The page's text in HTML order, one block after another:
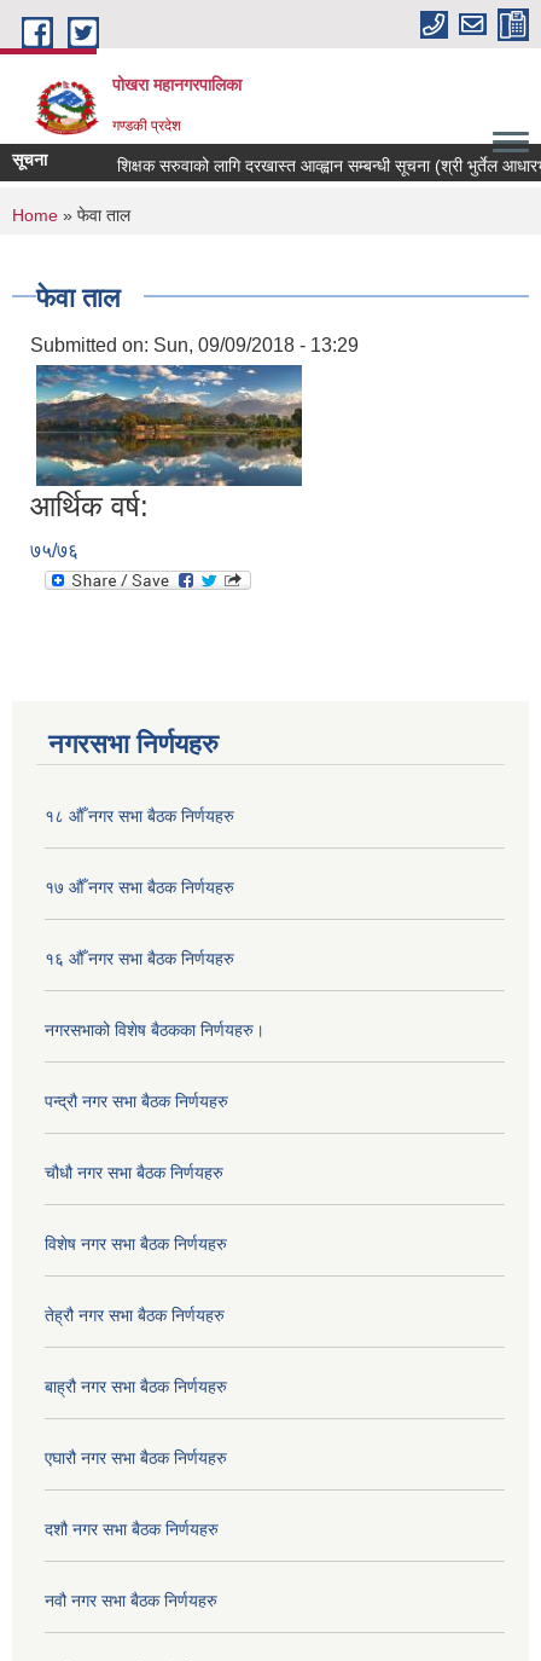
Skip to main content
पोखरा महानगरपालिका
गण्डकी प्रदेश
सूचना शिक्षक सरुवाको लागि दरखास्त आव्ह्वान सम्बन्धी सूचना (श्री भुर्तेल आधारभुत
You are here
Home » फेवा ताल
फेवा ताल
Submitted on: Sun, 09/09/2018 - 13:29
आर्थिक वर्ष:
७५/७६
नगरसभा निर्णयहरु
१८ औँ नगर सभा बैठक निर्णयहरु
१७ औँ नगर सभा बैठक निर्णयहरु
१६ औँ नगर सभा बैठक निर्णयहरु
नगरसभाको विशेष बैठकका निर्णयहरु।
पन्द्रौ नगर सभा बैठक निर्णयहरु
चौधौ नगर सभा बैठक निर्णयहरु
विशेष नगर सभा बैठक निर्णयहरु
तेह्रौ नगर सभा बैठक निर्णयहरु
बाह्रौ नगर सभा बैठक निर्णयहरु
एघारौ नगर सभा बैठक निर्णयहरु
दशौ नगर सभा बैठक निर्णयहरु
नवौ नगर सभा बैठक निर्णयहरु